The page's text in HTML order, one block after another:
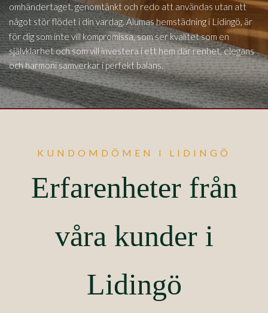
omhändertaget, genomtänkt och redo att användas utan att
något stör flödet i din vardag. Alumas hemstädning i Lidingö, är
för dig som inte vill kompromissa, som ser kvalitet som en
självklarhet och som vill investera i ett hem där renhet, elegans
och harmoni samverkar i perfekt balans.
KUNDOMDÖMEN I LIDINGÖ
Erfarenheter från
våra kunder i
Lidingö